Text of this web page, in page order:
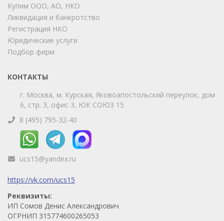
Купим ООО, АО, НКО
Ликвидация и банкротство
Регистрация НКО
Юридические услуги
Подбор фирм
КОНТАКТЫ
г. Москва, м. Курская, Яковоапостольский переулок, дом
6, стр. 3, офис 3, ЮК СОЮЗ 15
8 (495) 795-32-40
ucs15@yandex.ru
https://vk.com/ucs15
Реквизиты:
ИП Сомов Денис Александрович
ОГРНИП 315774600265053
Позвоните нам или свяжитесь с нами через любой
удобный мессенджер!
Telegram